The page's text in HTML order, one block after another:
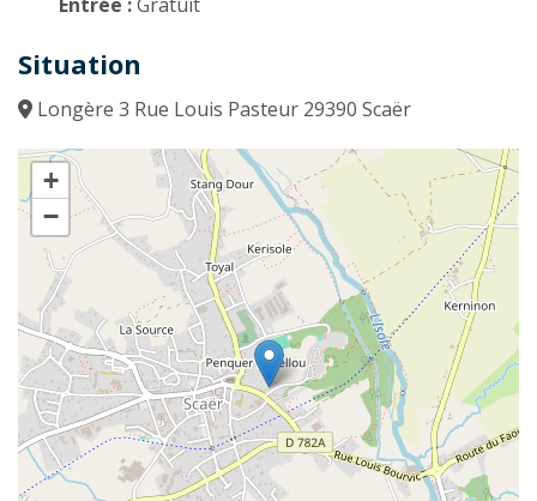
Entrée :Gratuit
Situation
Longère 3 Rue Louis Pasteur 29390 Scaër
+
−